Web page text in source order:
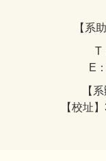
【系
T
E：
【
【校址